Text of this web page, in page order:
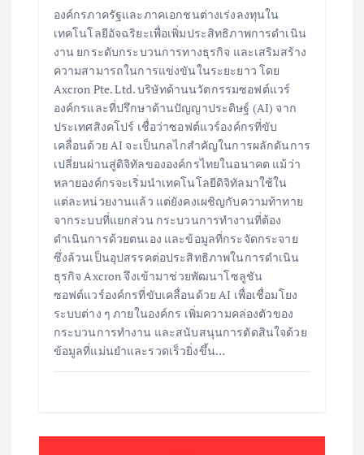
องค์กรภาครัฐและภาคเอกชนต่างเร่งลงทุนใน
เทคโนโลยีอัจฉริยะเพื่อเพิ่มประสิทธิภาพการดำเนิน
งาน ยกระดับกระบวนการทางธุรกิจ และเสริมสร้าง
ความสามารถในการแข่งขันในระยะยาว โดย
Axcron Pte. Ltd. บริษัทด้านนวัตกรรมซอฟต์แวร์
องค์กรและที่ปรึกษาด้านปัญญาประดิษฐ์ (AI) จาก
ประเทศสิงคโปร์ เชื่อว่าซอฟต์แวร์องค์กรที่ขับ
เคลื่อนด้วย AI จะเป็นกลไกสำคัญในการผลักดันการ
เปลี่ยนผ่านสู่ดิจิทัลขององค์กรไทยในอนาคต แม้ว่า
หลายองค์กรจะเริ่มนำเทคโนโลยีดิจิทัลมาใช้ใน
แต่ละหน่วยงานแล้ว แต่ยังคงเผชิญกับความท้าทาย
จากระบบที่แยกส่วน กระบวนการทำงานที่ต้อง
ดำเนินการด้วยตนเอง และข้อมูลที่กระจัดกระจาย
ซึ่งล้วนเป็นอุปสรรคต่อประสิทธิภาพในการดำเนิน
ธุรกิจ Axcron จึงเข้ามาช่วยพัฒนาโซลูชัน
ซอฟต์แวร์องค์กรที่ขับเคลื่อนด้วย AI เพื่อเชื่อมโยง
ระบบต่าง ๆ ภายในองค์กร เพิ่มความคล่องตัวของ
กระบวนการทำงาน และสนับสนุนการตัดสินใจด้วย
ข้อมูลที่แม่นยำและรวดเร็วยิ่งขึ้น…